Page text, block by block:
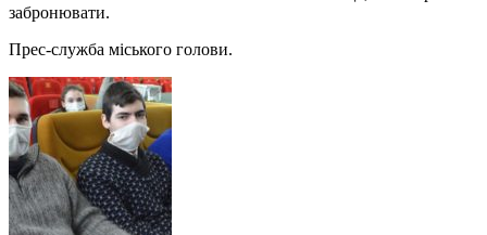
забронювати.
Прес-служба міського голови.